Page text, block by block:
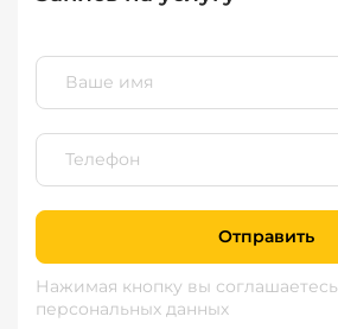
Отправить
Нажимая кнопку вы соглашаетесь
персональных данных